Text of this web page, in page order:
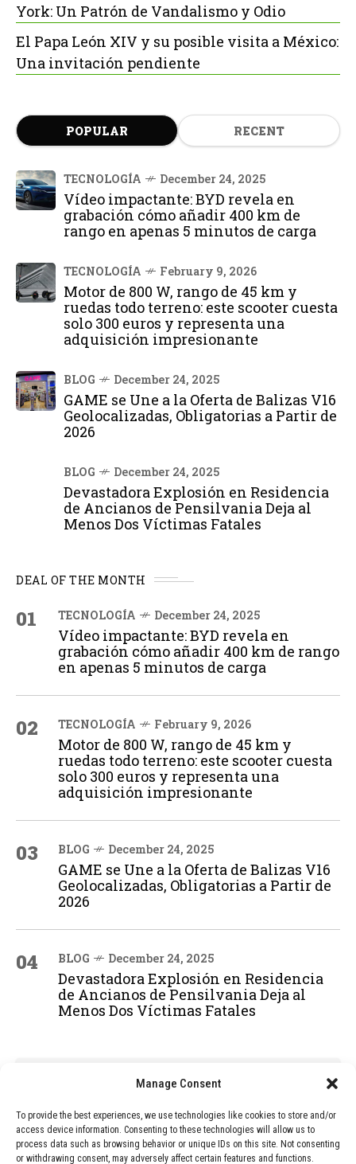
Manage Consent
To provide the best experiences, we use technologies like cookies to store and/or
access device information. Consenting to these technologies will allow us to
process data such as browsing behavior or unique IDs on this site. Not consenting
or withdrawing consent, may adversely affect certain features and functions.
York: Un Patrón de Vandalismo y Odio
El Papa León XIV y su posible visita a México:
Una invitación pendiente
POPULAR RECENT
TECNOLOGÍA December 24, 2025
Vídeo impactante: BYD revela en
grabación cómo añadir 400 km de
rango en apenas 5 minutos de carga
TECNOLOGÍA February 9, 2026
Motor de 800 W, rango de 45 km y
ruedas todo terreno: este scooter cuesta
solo 300 euros y representa una
adquisición impresionante
BLOG December 24, 2025
GAME se Une a la Oferta de Balizas V16
Geolocalizadas, Obligatorias a Partir de
2026
BLOG December 24, 2025
Devastadora Explosión en Residencia
de Ancianos de Pensilvania Deja al
Menos Dos Víctimas Fatales
DEAL OF THE MONTH
01 TECNOLOGÍA December 24, 2025
Vídeo impactante: BYD revela en
grabación cómo añadir 400 km de rango
en apenas 5 minutos de carga
02 TECNOLOGÍA February 9, 2026
Motor de 800 W, rango de 45 km y
ruedas todo terreno: este scooter cuesta
solo 300 euros y representa una
adquisición impresionante
03 BLOG December 24, 2025
GAME se Une a la Oferta de Balizas V16
Geolocalizadas, Obligatorias a Partir de
2026
04 BLOG December 24, 2025
Devastadora Explosión en Residencia
de Ancianos de Pensilvania Deja al
Menos Dos Víctimas Fatales